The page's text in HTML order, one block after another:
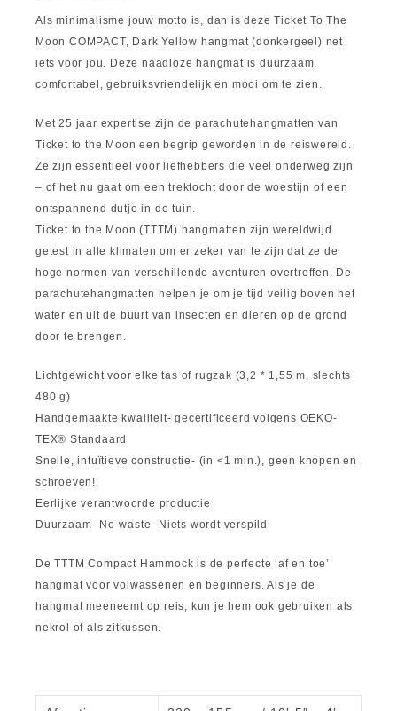
Als minimalisme jouw motto is, dan is deze Ticket To The
Moon COMPACT, Dark Yellow hangmat (donkergeel) net
iets voor jou. Deze naadloze hangmat is duurzaam,
comfortabel, gebruiksvriendelijk en mooi om te zien.
Met 25 jaar expertise zijn de parachutehangmatten van
Ticket to the Moon een begrip geworden in de reiswereld.
Ze zijn essentieel voor liefhebbers die veel onderweg zijn
– of het nu gaat om een ​​trektocht door de woestijn of een
ontspannend dutje in de tuin.
Ticket to the Moon (TTTM) hangmatten zijn wereldwijd
getest in alle klimaten om er zeker van te zijn dat ze de
hoge normen van verschillende avonturen overtreffen. De
parachutehangmatten helpen je om je tijd veilig boven het
water en uit de buurt van insecten en dieren op de grond
door te brengen.
Lichtgewicht voor elke tas of rugzak (3,2 * 1,55 m, slechts
480 g)
Handgemaakte kwaliteit- gecertificeerd volgens OEKO-
TEX® Standaard
Snelle, intuïtieve constructie- (in <1 min.), geen knopen en
schroeven!
Eerlijke verantwoorde productie
Duurzaam- No-waste- Niets wordt verspild
De TTTM Compact Hammock is de perfecte ‘af en toe’
hangmat voor volwassenen en beginners. Als je de
hangmat meeneemt op reis, kun je hem ook gebruiken als
nekrol of als zitkussen.